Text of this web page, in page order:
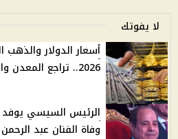
لا يفوتك
2026.. تراجع المعدن واستقرار العملة الأمريكية
الرئيس السيسي يوفد
وفاة الفنان عبد